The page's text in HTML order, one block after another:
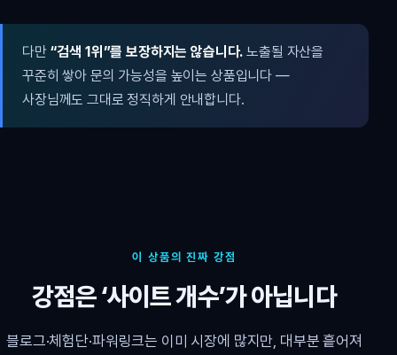
다만 “검색 1위”를 보장하지는 않습니다. 노출될 자산을
꾸준히 쌓아 문의 가능성을 높이는 상품입니다 —
사장님께도 그대로 정직하게 안내합니다.
이 상품의 진짜 강점
강점은 ‘사이트 개수’가 아닙니다
블로그·체험단·파워링크는 이미 시장에 많지만, 대부분 흩어져